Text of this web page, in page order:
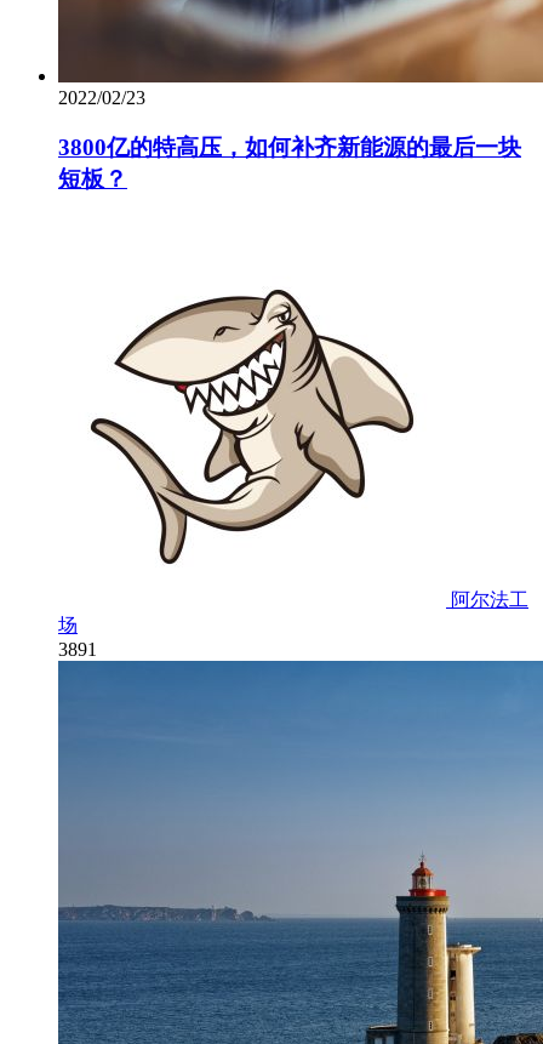
2022/02/23
3800亿的特高压，如何补齐新能源的最后一块
短板？
阿尔法工
场
3891